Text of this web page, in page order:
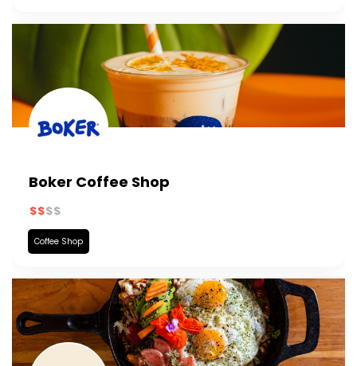
Boker Coffee Shop
Coffee Shop